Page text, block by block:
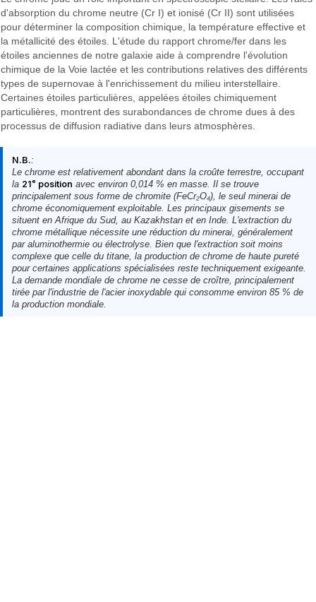
d'absorption du chrome neutre (Cr I) et ionisé (Cr II) sont utilisées
pour déterminer la composition chimique, la température effective et
la métallicité des étoiles. L'étude du rapport chrome/fer dans les
étoiles anciennes de notre galaxie aide à comprendre l'évolution
chimique de la Voie lactée et les contributions relatives des différents
types de supernovae à l'enrichissement du milieu interstellaire.
Certaines étoiles particulières, appelées étoiles chimiquement
particulières, montrent des surabondances de chrome dues à des
processus de diffusion radiative dans leurs atmosphères.
N.B.:
Le chrome est relativement abondant dans la croûte terrestre, occupant
la 21ᵉ position avec environ 0,014 % en masse. Il se trouve
principalement sous forme de chromite (FeCr₂O₄), le seul minerai de
chrome économiquement exploitable. Les principaux gisements se
situent en Afrique du Sud, au Kazakhstan et en Inde. L'extraction du
chrome métallique nécessite une réduction du minerai, généralement
par aluminothermie ou électrolyse. Bien que l'extraction soit moins
complexe que celle du titane, la production de chrome de haute pureté
pour certaines applications spécialisées reste techniquement exigeante.
La demande mondiale de chrome ne cesse de croître, principalement
tirée par l'industrie de l'acier inoxydable qui consomme environ 85 % de
la production mondiale.